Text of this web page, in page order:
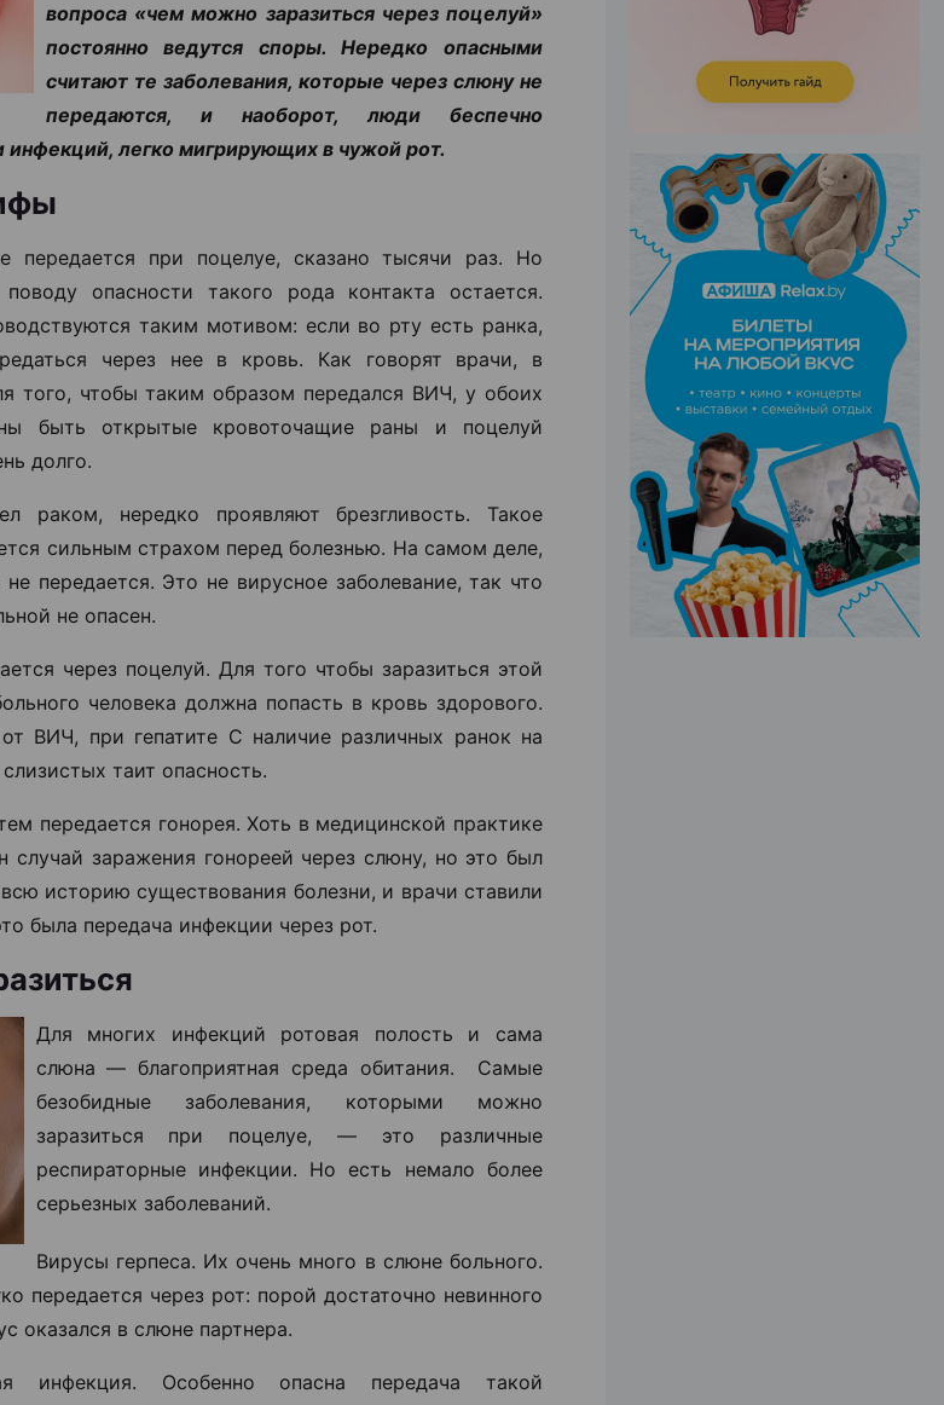
вопроса «чем можно заразиться через поцелуй»
постоянно ведутся споры. Нередко опасными
считают те заболевания, которые через слюну не
передаются, и наоборот, люди беспечно
инфекций, легко мигрирующих в чужой рот.
при поцелуе, сказано тысячи раз. Но
опасности такого рода контакта остается.
таким мотивом: если во рту есть ранка,
через нее в кровь. Как говорят врачи, в
того, чтобы таким образом передался ВИЧ, у обоих
быть открытые кровоточащие раны и поцелуй
долго.
раком, нередко проявляют брезгливость. Такое
сильным страхом перед болезнью. На самом деле,
передается. Это не вирусное заболевание, так что
не опасен.
через поцелуй. Для того чтобы заразиться этой
человека должна попасть в кровь здорового.
ВИЧ, при гепатите С наличие различных ранок на
таит опасность.
передается гонорея. Хоть в медицинской практике
случай заражения гонореей через слюну, но это был
историю существования болезни, и врачи ставили
была передача инфекции через рот.
Для многих инфекций ротовая полость и сама
слюна ― благоприятная среда обитания. Самые
безобидные заболевания, которыми можно
заразиться при поцелуе, ― это различные
респираторные инфекции. Но есть немало более
серьезных заболеваний.
Вирусы герпеса. Их очень много в слюне больного.
передается через рот: порой достаточно невинного
оказался в слюне партнера.
инфекция. Особенно опасна передача такой
ЭФФЕКТИВНАЯ РЕКЛАМА НА САЙТЕ